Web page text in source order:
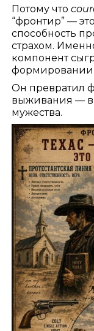
Потому что
“фронтир” —
способность
страхом.
компонент
формировании
Он превратил
выживания — в
мужества.